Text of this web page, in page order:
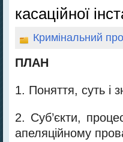
касаційної
Кримінальний
ПЛАН
1. Поняття, суть і
2. Суб’єкти,
апеляційному